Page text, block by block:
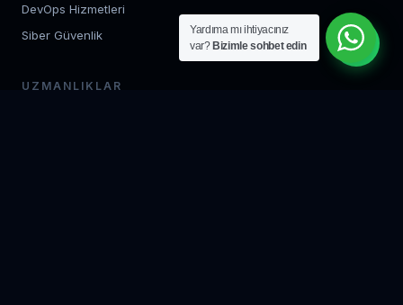
DevOps Hizmetleri
Siber Güvenlik
UZMANLIKLAR
Yardıma mı ihtiyacınız
var? Bizimle sohbet edin